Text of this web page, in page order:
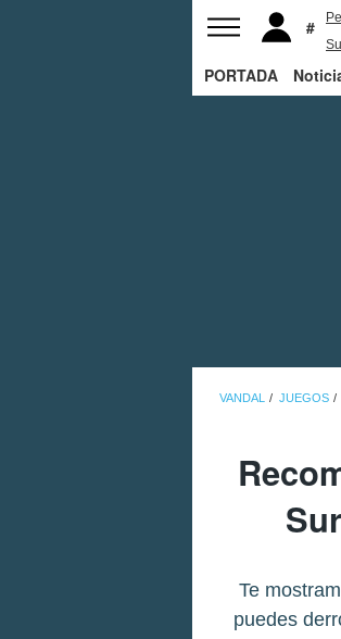
PORTADA
VANDAL JUEGOS
Te
puedes